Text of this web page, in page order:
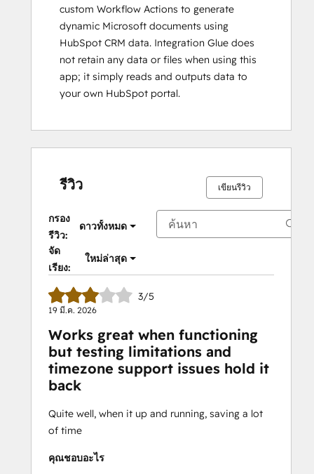
custom Workflow Actions to generate
dynamic Microsoft documents using
HubSpot CRM data. Integration Glue does
not retain any data or files when using this
app; it simply reads and outputs data to
your own HubSpot portal.
รีวิว เขียนรีวิว
กรอง
รีวิว:
ดาวทั้งหมด
จัด
เรียง:
ใหม่ล่าสุด
3/5
19 มี.ค. 2026
Works great when functioning
but testing limitations and
timezone support issues hold it
back
Quite well, when it up and running, saving a lot
of time
คุณชอบอะไร